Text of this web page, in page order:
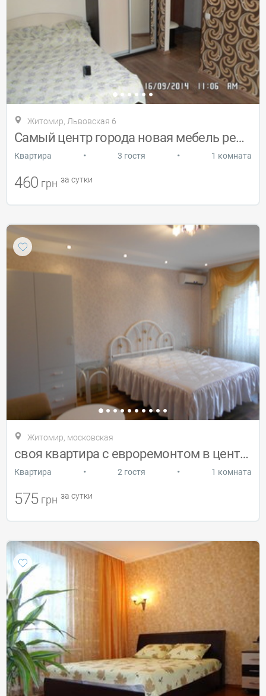
Житомир, Львовская 6
Самый центр города новая мебель ремонт
Квартира • 3 гостя • 1 комната
460 грн за сутки
Житомир, московская
своя квартира с евроремонтом в центре
Квартира • 2 гостя • 1 комната
575 грн за сутки